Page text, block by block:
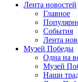
Лента новостей
Главное
События
Лента
Музей Победы
Одна на
Музей
Наши